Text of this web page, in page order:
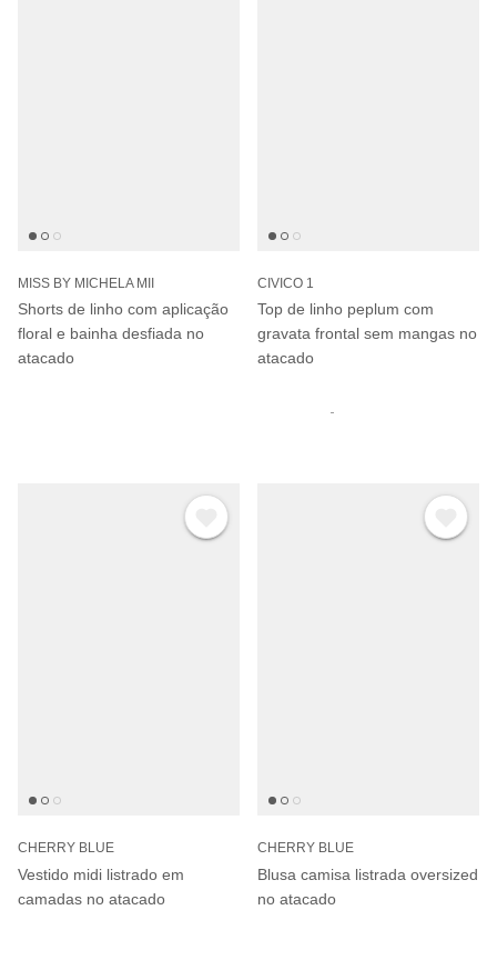
MISS BY MICHELA MII
Shorts de linho com aplicação
floral e bainha desfiada no
atacado
CIVICO 1
Top de linho peplum com
gravata frontal sem mangas no
atacado
CHERRY BLUE
Vestido midi listrado em
camadas no atacado
CHERRY BLUE
Blusa camisa listrada oversized
no atacado